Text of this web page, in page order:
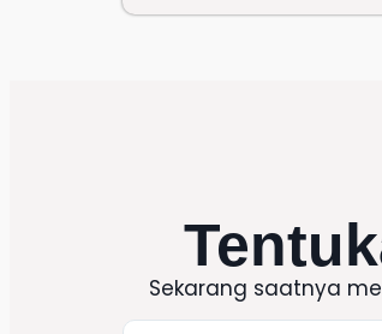
Sekarang saatnya